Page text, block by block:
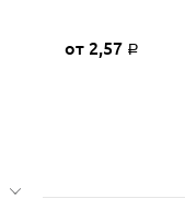
от 2,57 Р